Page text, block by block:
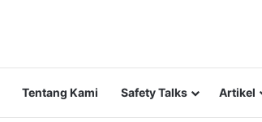
Tentang Kami Safety Talks Artikel